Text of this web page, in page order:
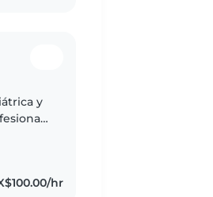
y
hr